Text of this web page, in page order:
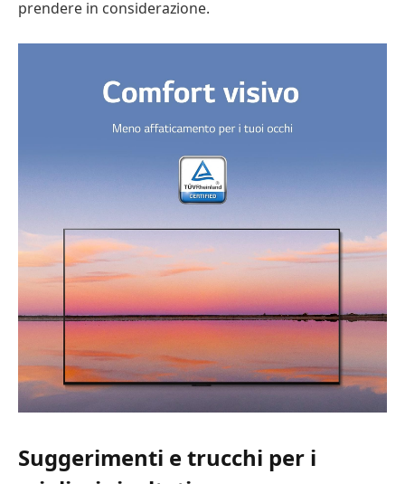
prendere in considerazione.
Suggerimenti e trucchi per i